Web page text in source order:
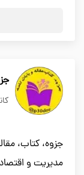
جزوه، کتاب،
مدیریت و اقتصاد